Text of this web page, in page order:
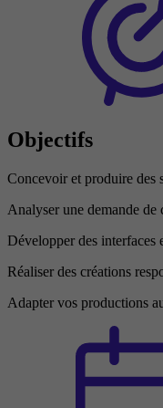
Objectifs
Concevoir et produire des
Analyser une demande
Développer des interfaces
Réaliser des créations
Adapter vos productions